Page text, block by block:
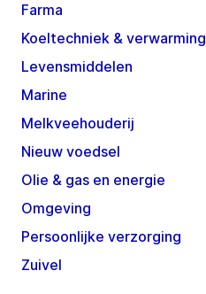
Farma
Koeltechniek & verwarming
Levensmiddelen
Marine
Melkveehouderij
Nieuw voedsel
Olie & gas en energie
Omgeving
Persoonlijke verzorging
Zuivel